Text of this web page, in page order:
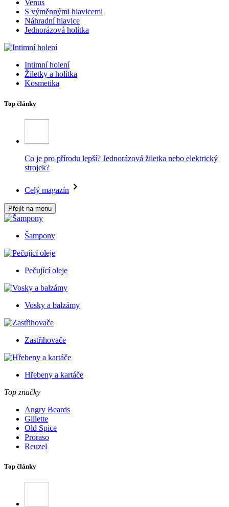
Venus
S výměnnými hlavicemi
Náhradní hlavice
Jednorázová holítka
Intimní holení
Žiletky a holítka
Kosmetika
Top články
Co je pro přírodu lepší? Jednorázová žiletka nebo elektrický
strojek?
Celý magazín
Přejít na menu
Šampony
Pečující oleje
Vosky a balzámy
Zastřihovače
Hřebeny a kartáče
Top značky
Angry Beards
Gillette
Old Spice
Proraso
Reuzel
Top články